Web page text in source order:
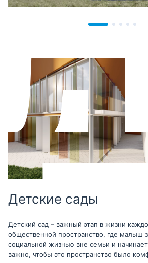
Детские сады
Детский сад – важный этап в жизни
общественной пространство, где малыш
социальной жизнью вне семьи и
важно, чтобы это пространство было